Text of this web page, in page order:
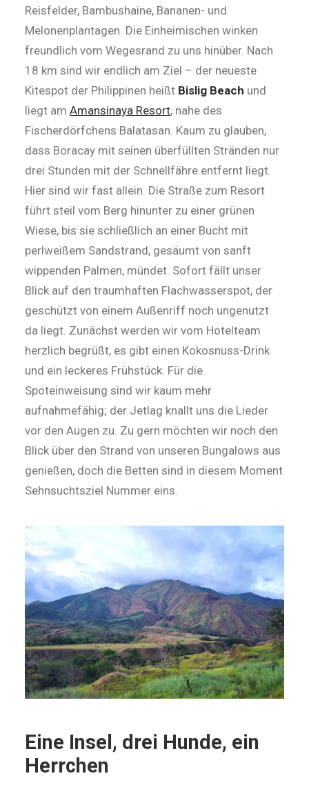
Reisfelder, Bambushaine, Bananen- und
Melonenplantagen. Die Einheimischen winken
freundlich vom Wegesrand zu uns hinüber. Nach
18 km sind wir endlich am Ziel – der neueste
Kitespot der Philippinen heißt Bislig Beach und
liegt am Amansinaya Resort, nahe des
Fischerdörfchens Balatasan. Kaum zu glauben,
dass Boracay mit seinen überfüllten Stränden nur
drei Stunden mit der Schnellfähre entfernt liegt.
Hier sind wir fast allein. Die Straße zum Resort
führt steil vom Berg hinunter zu einer grünen
Wiese, bis sie schließlich an einer Bucht mit
perlweißem Sandstrand, gesäumt von sanft
wippenden Palmen, mündet. Sofort fällt unser
Blick auf den traumhaften Flachwasserspot, der
geschützt von einem Außenriff noch ungenutzt
da liegt. Zunächst werden wir vom Hotelteam
herzlich begrüßt, es gibt einen Kokosnuss-Drink
und ein leckeres Frühstück. Für die
Spoteinweisung sind wir kaum mehr
aufnahmefähig; der Jetlag knallt uns die Lieder
vor den Augen zu. Zu gern möchten wir noch den
Blick über den Strand von unseren Bungalows aus
genießen, doch die Betten sind in diesem Moment
Sehnsuchtsziel Nummer eins.
Eine Insel, drei Hunde, ein
Herrchen